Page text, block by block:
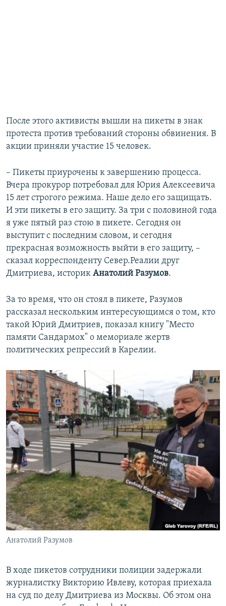
После этого активисты вышли на пикеты в знак
протеста против требований стороны обвинения. В
акции приняли участие 15 человек.
– Пикеты приурочены к завершению процесса.
Вчера прокурор потребовал для Юрия Алексеевича
15 лет строгого режима. Наше дело его защищать.
И эти пикеты в его защиту. За три с половиной года
я уже пятый раз стою в пикете. Сегодня он
выступит с последним словом, и сегодня
прекрасная возможность выйти в его защиту, –
сказал корреспонденту Север.Реалии друг
Дмитриева, историк Анатолий Разумов.
За то время, что он стоял в пикете, Разумов
рассказал нескольким интересующимся о том, кто
такой Юрий Дмитриев, показал книгу "Место
памяти Сандармох" о мемориале жертв
политических репрессий в Карелии.
Анатолий Разумов
В ходе пикетов сотрудники полиции задержали
журналистку Викторию Ивлеву, которая приехала
на суд по делу Дмитриева из Москвы. Об этом она